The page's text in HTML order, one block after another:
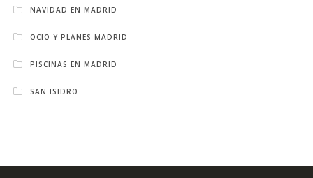
NAVIDAD EN MADRID
OCIO Y PLANES MADRID
PISCINAS EN MADRID
SAN ISIDRO